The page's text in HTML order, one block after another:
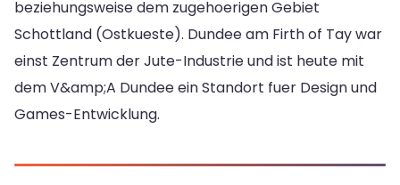
beziehungsweise dem zugehoerigen Gebiet
Schottland (Ostkueste). Dundee am Firth of Tay war
einst Zentrum der Jute-Industrie und ist heute mit
dem V&amp;A Dundee ein Standort fuer Design und
Games-Entwicklung.